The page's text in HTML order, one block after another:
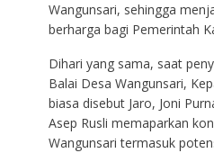
Wangunsari, sehingga
berharga bagi Pemerintah
Dihari yang sama, saat
Balai Desa Wangunsari,
biasa disebut Jaro, Joni
Asep Rusli memaparkan
Wangunsari termasuk